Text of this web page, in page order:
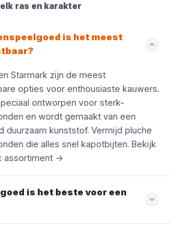
ras en karakter
is het meest
Starmark zijn de meest
opties voor enthousiaste kauwers.
ontworpen voor sterk-
en wordt gemaakt van een
duurzaam kunststof. Vermijd pluche
die alles snel kapotbijten. Bekijk
assortiment →
is het beste voor een